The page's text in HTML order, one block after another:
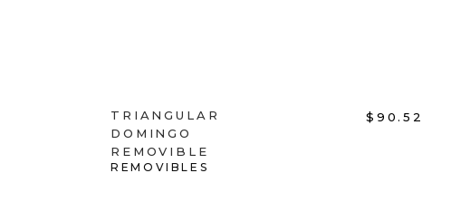
TRIANGULAR
DOMINGO
REMOVIBLE
$ 90.52
REMOVIBLES